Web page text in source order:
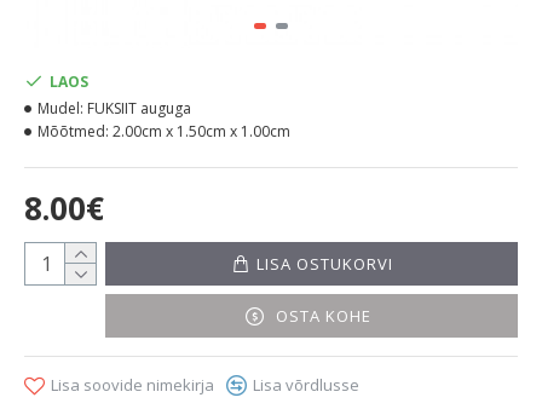
8.00€
LAOS
Mudel: FUKSIIT auguga
Mõõtmed: 2.00cm x 1.50cm x 1.00cm
LISA OSTUKORVI
OSTA KOHE
Lisa soovide nimekirja Lisa võrdlusse